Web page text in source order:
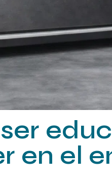
en el